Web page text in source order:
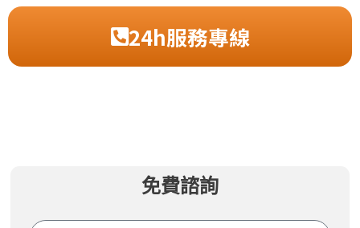
24h服務專線
免費諮詢